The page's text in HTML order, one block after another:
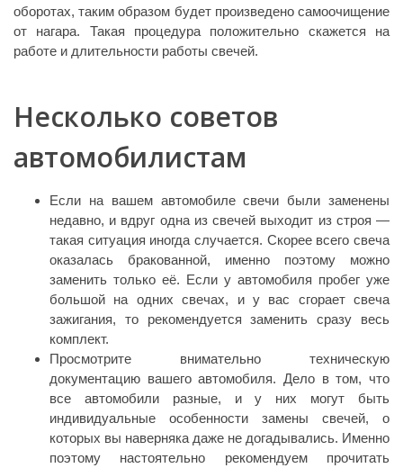
оборотах, таким образом будет произведено самоочищение
от нагара. Такая процедура положительно скажется на
работе и длительности работы свечей.
Несколько советов
автомобилистам
Если на вашем автомобиле свечи были заменены
недавно, и вдруг одна из свечей выходит из строя —
такая ситуация иногда случается. Скорее всего свеча
оказалась бракованной, именно поэтому можно
заменить только её. Если у автомобиля пробег уже
большой на одних свечах, и у вас сгорает свеча
зажигания, то рекомендуется заменить сразу весь
комплект.
Просмотрите внимательно техническую
документацию вашего автомобиля. Дело в том, что
все автомобили разные, и у них могут быть
индивидуальные особенности замены свечей, о
которых вы наверняка даже не догадывались. Именно
поэтому настоятельно рекомендуем прочитать